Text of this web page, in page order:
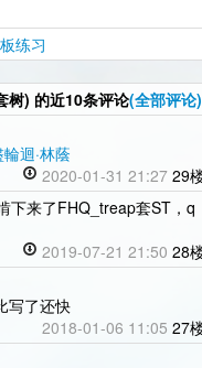
练习
树) 的近10条评论(全部评论)
迴·林蔭
2020-01-31 21:27 29
下来了FHQ_treap套ST，q
2019-07-21 21:50 28
写了还快
2018-01-06 11:05 27